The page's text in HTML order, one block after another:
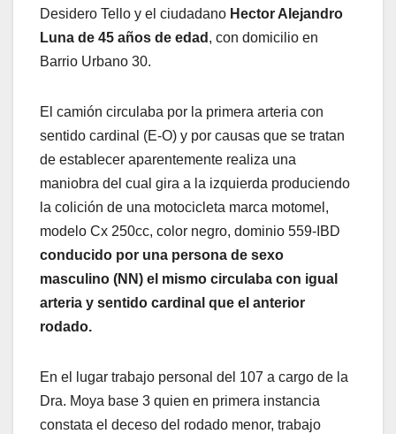
Desidero Tello y el ciudadano Hector Alejandro
Luna de 45 años de edad , con domicilio en
Barrio Urbano 30.
El camión circulaba por la primera arteria con
sentido cardinal (E-O) y por causas que se tratan
de establecer aparentemente realiza una
maniobra del cual gira a la izquierda produciendo
la colición de una motocicleta marca motomel,
modelo Cx 250cc, color negro, dominio 559-IBD
conducido por una persona de sexo
masculino (NN) el mismo circulaba con igual
arteria y sentido cardinal que el anterior
rodado.
En el lugar trabajo personal del 107 a cargo de la
Dra. Moya base 3 quien en primera instancia
constata el deceso del rodado menor, trabajo